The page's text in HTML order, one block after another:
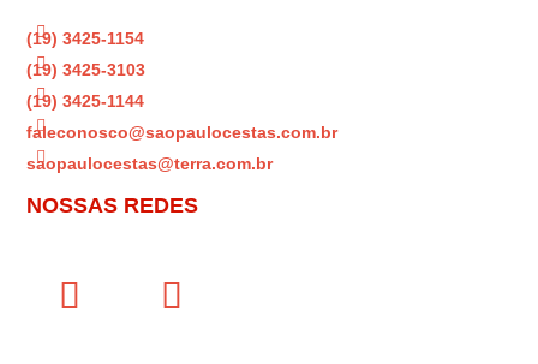

(19) 3425-1154

(19) 3425-3103

(19) 3425-1144

faleconosco@saopaulocestas.com.br

saopaulocestas@terra.com.br
NOSSAS REDES